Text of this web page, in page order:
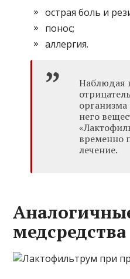
острая боль и
понос;
аллергия.
Наблюдая
него
временно
лечение.
медсредства